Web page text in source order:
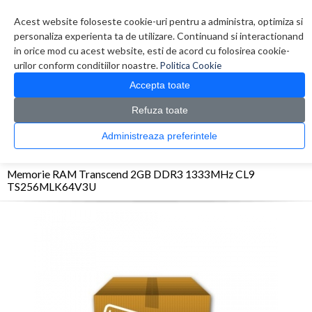
Acest website foloseste cookie-uri pentru a administra, optimiza si
personaliza experienta ta de utilizare. Continuand si interactionand
in orice mod cu acest website, esti de acord cu folosirea cookie-
urilor conform conditiilor noastre.Politica Cookie
Accepta toate
Refuza toate
Administreaza preferintele
0 produs(e)
CATALOG PRODUSE
Componente PC > Memorii > Memorie RAM Transcend 2GB DDR3
Memorie RAM Transcend 2GB DDR3 1333MHz CL9
TS256MLK64V3U